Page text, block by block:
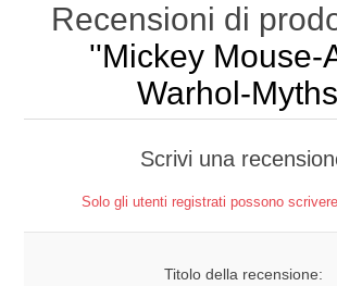
Recensioni di
Mickey Mouse-
Warhol-Myths
Scrivi una
Solo gli utenti registrati possono
Titolo della recensione: